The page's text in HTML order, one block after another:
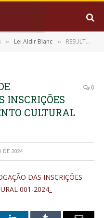
» Lei Aldir Blanc » RESULTADO FINAL DE HOMOLOGAÇÃO DAS INSCRIÇÕES DO EDITAL DE FOMENTO CULTURAL 001-2024_
INSCRIÇÕES
CULTURAL
0
DE 2024
DAS INSCRIÇÕES
001-2024_